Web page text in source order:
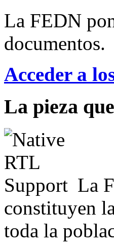
La FEDN
documentos.
Acceder a
La pieza
La
constituyen
toda la